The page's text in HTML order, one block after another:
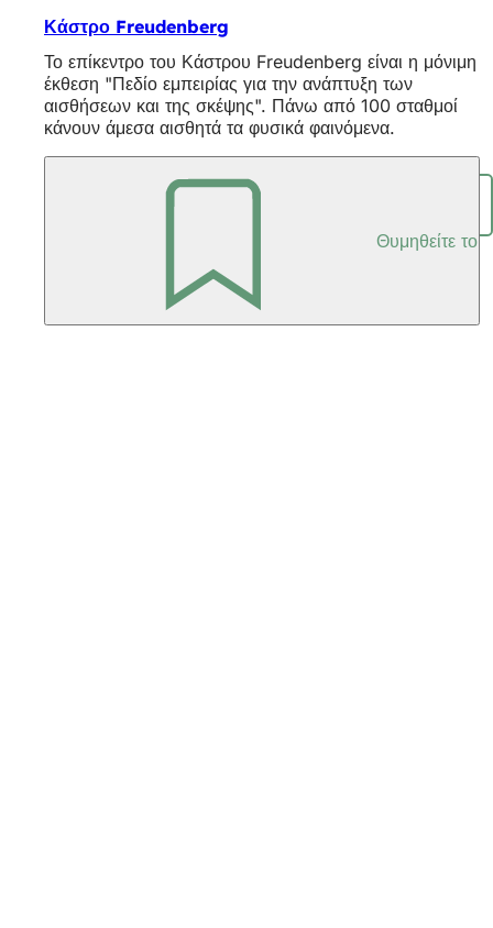
Κάστρο Freudenberg
Το επίκεντρο του Κάστρου Freudenberg είναι η μόνιμη
έκθεση "Πεδίο εμπειρίας για την ανάπτυξη των
αισθήσεων και της σκέψης". Πάνω από 100 σταθμοί
κάνουν άμεσα αισθητά τα φυσικά φαινόμενα.
Θυμηθείτε το
Μοιραστείτε τη σελίδα